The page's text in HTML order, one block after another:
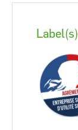
Label(s)